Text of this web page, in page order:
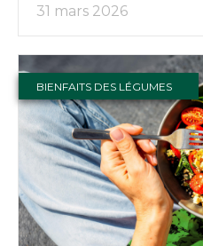
31 mars 2026
BIENFAITS DES LÉGUMES